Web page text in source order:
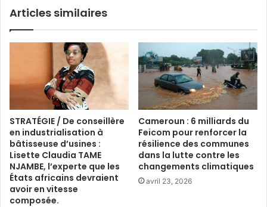
Articles similaires
STRATÉGIE / De conseillère
en industrialisation à
bâtisseuse d’usines :
Lisette Claudia TAME
NJAMBE, l’experte que les
États africains devraient
avoir en vitesse
composée.
Cameroun : 6 milliards du
Feicom pour renforcer la
résilience des communes
dans la lutte contre les
changements climatiques
avril 23, 2026